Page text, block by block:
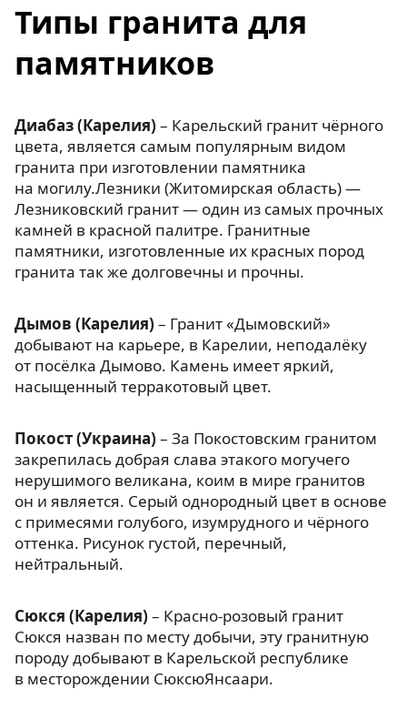
Типы гранита для
памятников
Диабаз (Карелия) – Карельский гранит чёрного
цвета, является самым популярным видом
гранита при изготовлении памятника
на могилу.Лезники (Житомирская область) —
Лезниковский гранит — один из самых прочных
камней в красной палитре. Гранитные
памятники, изготовленные их красных пород
гранита так же долговечны и прочны.
Дымов (Карелия) – Гранит «Дымовский»
добывают на карьере, в Карелии, неподалёку
от посёлка Дымово. Камень имеет яркий,
насыщенный терракотовый цвет.
Покост (Украина) – За Покостовским гранитом
закрепилась добрая слава этакого могучего
нерушимого великана, коим в мире гранитов
он и является. Серый однородный цвет в основе
с примесями голубого, изумрудного и чёрного
оттенка. Рисунок густой, перечный,
нейтральный.
Сюкся (Карелия) – Красно-розовый гранит
Сюкся назван по месту добычи, эту гранитную
породу добывают в Карельской республике
в месторождении СюксюЯнсаари.